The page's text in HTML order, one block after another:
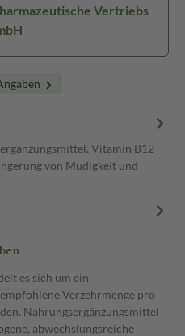
Vertriebs
Vitamin B12
von Müdigkeit und
es sich um ein
Verzehrmenge pro
Nahrungsergänzungsmittel
abwechslungsreiche